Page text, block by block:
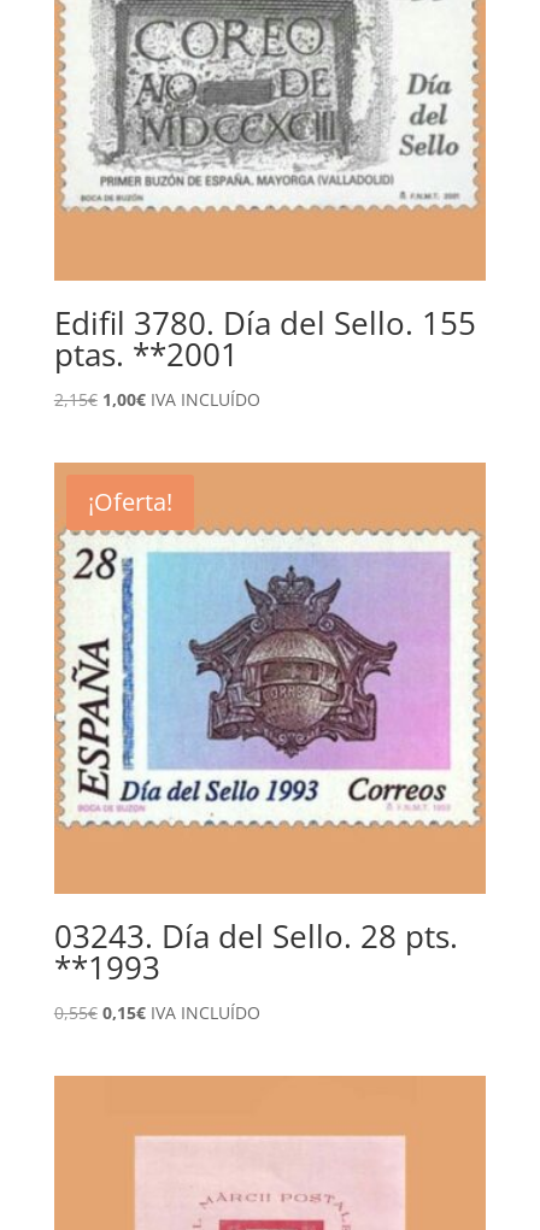
Edifil 3780. Día del Sello. 155
ptas. **2001
2,15€ El
2,15€.
1,00€El
1,00€.
IVA INCLUÍDO
¡Oferta!
03243. Día del Sello. 28 pts.
**1993
0,55€ El
0,15€ElIVA INCLUÍDO